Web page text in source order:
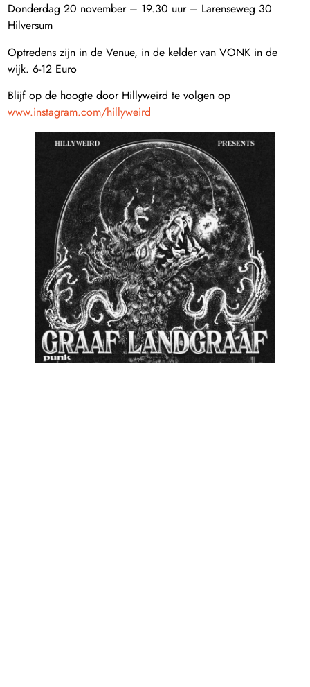
Donderdag 20 november – 19.30 uur – Larenseweg 30
Hilversum
Optredens zijn in de Venue, in de kelder van VONK in de
wijk. 6-12 Euro
Blijf op de hoogte door Hillyweird te volgen op
www.instagram.com/hillyweird